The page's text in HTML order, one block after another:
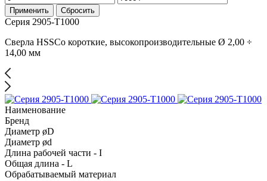
Применить Сбросить
Серия 2905-T1000
Сверла HSSCo короткие, высокопроизводительные Ø 2,00 ÷
14,00 мм
Наименование
Бренд
Диаметр øD
Диаметр ød
Длина рабочей части - I
Общая длина - L
Обрабатываемый материал